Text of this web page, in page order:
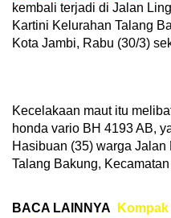
kembali terjadi di Jalan
Kartini Kelurahan Talang
Kota Jambi, Rabu (30/3)
Kecelakaan maut itu
honda vario BH 4193 AB,
Hasibuan (35) warga
Talang Bakung,
BACA LAINNYA
Kompak